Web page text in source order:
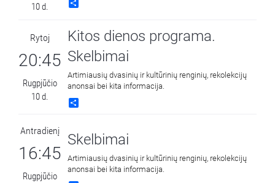
10 d.
Rytoj
20:45
Rugpjūčio
10 d.
Kitos dienos programa.
Skelbimai
Artimiausių dvasinių ir kultūrinių renginių, rekolekcijų
anonsai bei kita informacija.
Antradienį
16:45
Rugpjūčio
Skelbimai
Artimiausių dvasinių ir kultūrinių renginių, rekolekcijų
anonsai bei kita informacija.